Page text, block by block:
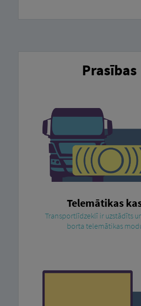
Prasības
Telemātikas
Transportlīdzeklī ir uzstādīts
borta telemātikas